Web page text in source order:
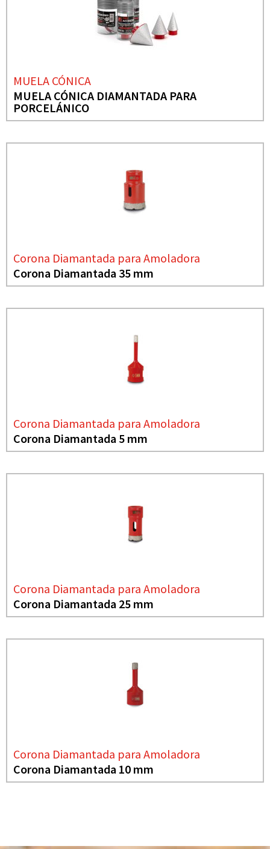
MUELA CÓNICA
MUELA CÓNICA DIAMANTADA PARA
PORCELÁNICO
Corona Diamantada para Amoladora
Corona Diamantada 35 mm
Corona Diamantada para Amoladora
Corona Diamantada 5 mm
Corona Diamantada para Amoladora
Corona Diamantada 25 mm
Corona Diamantada para Amoladora
Corona Diamantada 10 mm